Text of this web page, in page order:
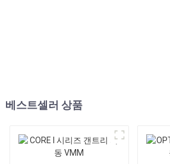
베스트셀러 상품